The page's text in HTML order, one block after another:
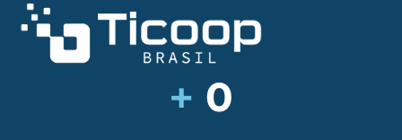
+ 0